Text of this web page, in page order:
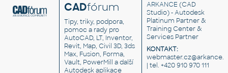
CADfórum
Tipy, triky, podpora,
pomoc a rady pro
AutoCAD, LT, Inventor,
Revit, Map, Civil 3D, 3ds
Max, Fusion, Forma,
Vault, PowerMill a další
Autodesk aplikace
ARKANCE (CAD
Studio) - Autodesk
Platinum Partner &
Training Center &
Services Partner
KONTAKT:
| tel. +420 910 970 111